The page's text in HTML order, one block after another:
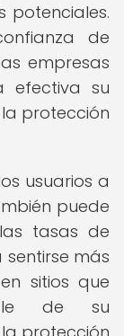
potenciales.
de
empresas
efectiva su
protección
usuarios a
puede
tasas de
sentirse más
sitios que
de su